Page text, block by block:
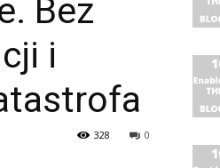
Bez
i
0
328